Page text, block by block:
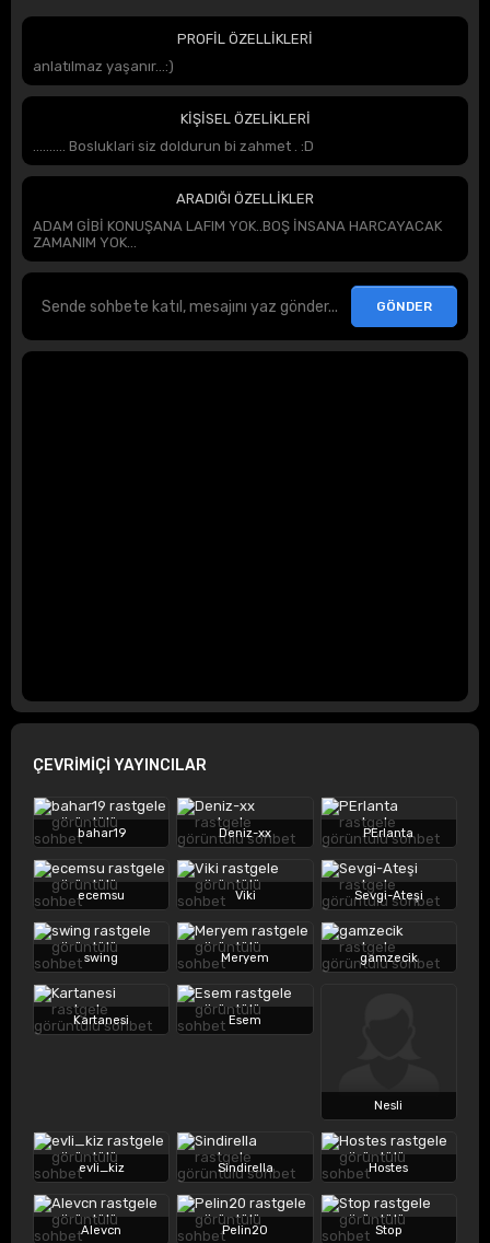
PROFİL ÖZELLİKLERİ
anlatılmaz yaşanır...:)
KİŞİSEL ÖZELİKLERİ
.......... Bosluklari siz doldurun bi zahmet . :D
ARADIĞI ÖZELLİKLER
ADAM GİBİ KONUŞANA LAFIM YOK..BOŞ İNSANA HARCAYACAK
ZAMANIM YOK...
ÇEVRİMİÇİ YAYINCILAR
bahar19 Deniz-xx PErlanta
ecemsu Viki Sevgi-Ateşi
swing Meryem gamzecik
Kartanesi Esem
Nesli
evli_kiz Sindirella Hostes
Alevcn Pelin20 Stop